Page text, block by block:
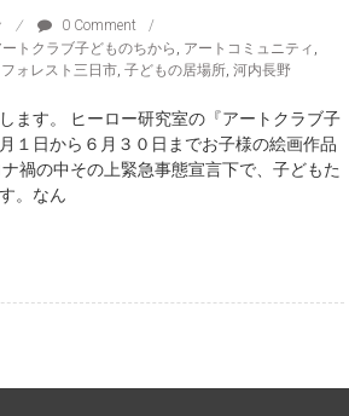
0 Comment
ートクラブ子どものちから , アートコミュニティ ,
フォレスト三日市,子どもの居場所,河内長野
ます。 ヒーロー研究室の『アートクラブ子
１日から６月３０日までお子様の絵画作品
禍の中その上緊急事態宣言下で、子どもた
。なん